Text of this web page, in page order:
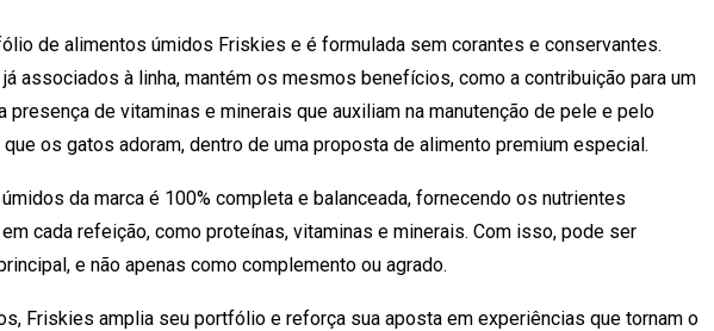
de alimentos úmidos Friskies e é formulada sem corantes e conservantes.
associados à linha, mantém os mesmos benefícios, como a contribuição para um
presença de vitaminas e minerais que auxiliam na manutenção de pele e pelo
os gatos adoram, dentro de uma proposta de alimento premium especial.
da marca é 100% completa e balanceada, fornecendo os nutrientes
cada refeição, como proteínas, vitaminas e minerais. Com isso, pode ser
e não apenas como complemento ou agrado.
Friskies amplia seu portfólio e reforça sua aposta em experiências que tornam o